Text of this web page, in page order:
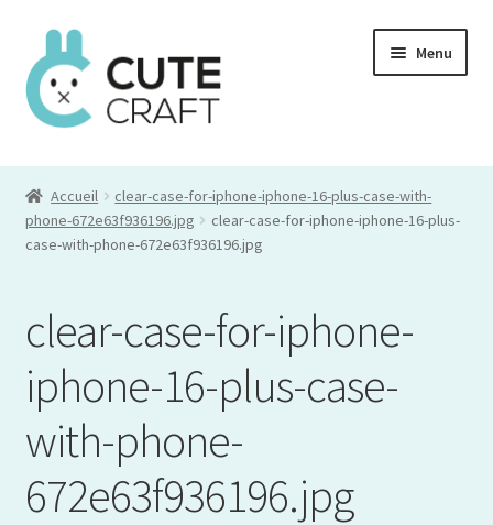
Aller
à
la
navigation
Aller
au
contenu
Menu
Commande
Accueil
clear-case-for-iphone-iphone-16-plus-case-with-
phone-672e63f936196.jpg
clear-case-for-iphone-iphone-16-plus-
case-with-phone-672e63f936196.jpg
clear-case-for-iphone-
iphone-16-plus-case-
with-phone-
672e63f936196.jpg